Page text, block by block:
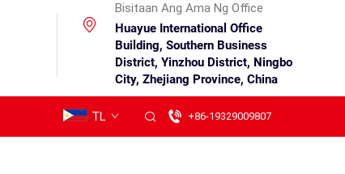
Bisitaan Ang Ama Ng Office
Huayue International Office
Building, Southern Business
District, Yinzhou District, Ningbo
City, Zhejiang Province, China
TL +86-19329009807